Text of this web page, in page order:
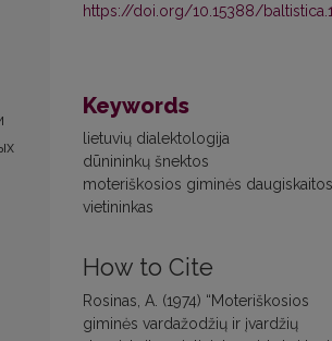
https://doi.org/10.15388/
Keywords
lietuvių dialektologija
dūnininkų šnektos
moteriškosios giminės daugiskaitos
vietininkas
How to Cite
Rosinas, A. (1974) “Moteriškosios
giminės vardažodžių ir įvardžių